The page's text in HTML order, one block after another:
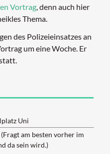
Vortrag , denn auch hier
Thema.
des Polizeieinsatzes an
um eine Woche. Er
Uni
am besten vorher im
da sein wird.)